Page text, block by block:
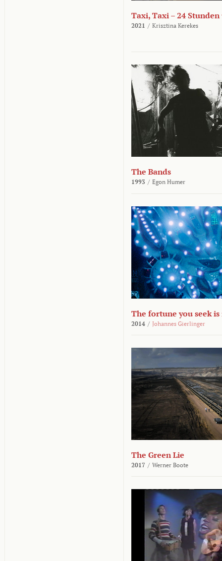
Taxi, Taxi – 24
2021 / Krisztina Kerekes
The Bands
1993 / Egon Humer
The fortune you seek
2014 / Johannes Gierlinger
The Green Lie
2017 / Werner Boote